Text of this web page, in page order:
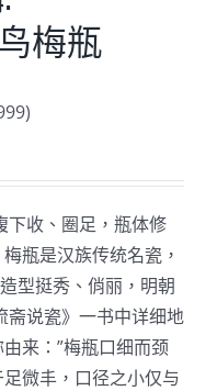
梅瓶
下收、圈足，瓶体修
瓶是汉族传统名瓷，
型挺秀、俏丽，明朝
斋说瓷》一书中详细地
来：”梅瓶口细而颈
微丰，口径之小仅与